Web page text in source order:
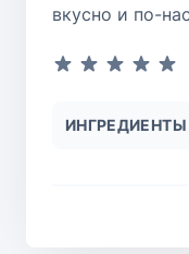
вкусно и по-
ИНГРЕДИЕНТЫ